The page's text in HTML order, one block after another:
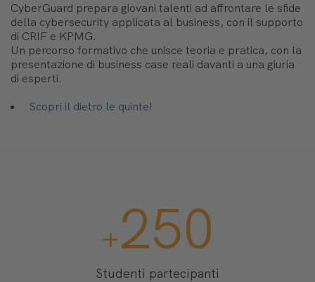
CyberGuard prepara giovani talenti ad affrontare le sfide
della cybersecurity applicata al business, con il supporto
di CRIF e KPMG.
Un percorso formativo che unisce teoria e pratica, con la
presentazione di business case reali davanti a una giuria
di esperti.
Scopri il dietro le quinte!
+250
Studenti partecipanti